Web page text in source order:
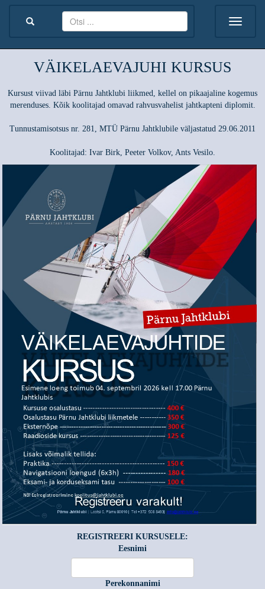
VÄIKELAEVAJUHI KURSUS
Kursust viivad läbi Pärnu Jahtklubi liikmed, kellel on pikaajaline kogemus
merenduses. Kõik koolitajad omavad rahvusvahelist jahtkapteni diplomit.
Tunnustamisotsus nr. 281, MTÜ Pärnu Jahtklubile väljastatud 29.06.2011
Koolitajad: Ivar Birk, Peeter Volkov, Ants Vesilo.
REGISTREERI KURSUSELE:
Eesnimi
Perekonnanimi